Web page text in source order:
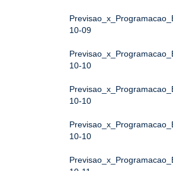
10-09
10-10
10-10
10-10